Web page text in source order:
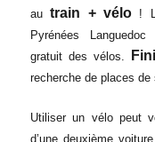
autrain + vélo !
Pyrénées Languedoc
gratuit des vélos.
recherche de places de
Utiliser un vélo peut
d’une deuxième